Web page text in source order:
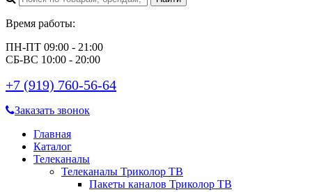
Время работы:
ПН-ПТ 09:00 - 21:00
СБ-ВС 10:00 - 20:00
+7 (919) 760-56-64
Заказать звонок
Главная
Каталог
Телеканалы
Телеканалы Триколор ТВ
Пакеты каналов Триколор ТВ